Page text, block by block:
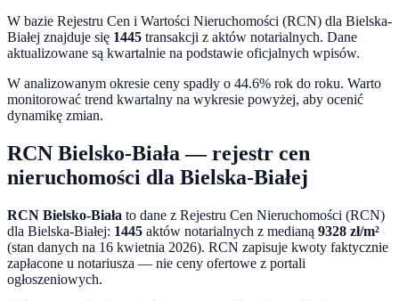
W bazie Rejestru Cen i Wartości Nieruchomości (RCN) dla Bielska-
Białej znajduje się 1445 transakcji z aktów notarialnych. Dane
aktualizowane są kwartalnie na podstawie oficjalnych wpisów.
W analizowanym okresie ceny spadły o 44.6% rok do roku. Warto
monitorować trend kwartalny na wykresie powyżej, aby ocenić
dynamikę zmian.
RCN Bielsko-Biała— rejestr cen
nieruchomości dla Bielska-Białej
RCN Bielsko-Biała to dane z Rejestru Cen Nieruchomości (RCN)
dla Bielska-Białej: 1445 aktów notarialnych z medianą 9328 zł/m²
(stan danych na 16 kwietnia 2026). RCN zapisuje kwoty faktycznie
zapłacone u notariusza — nie ceny ofertowe z portali
ogłoszeniowych.